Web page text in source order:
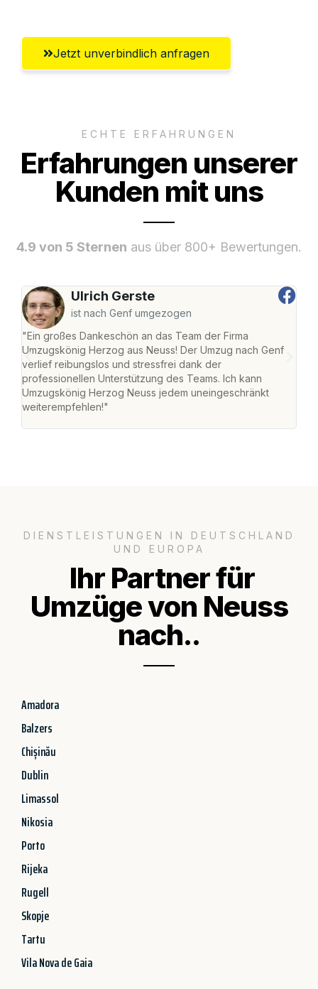
Jetzt unverbindlich anfragen
ECHTE ERFAHRUNGEN
Erfahrungen unserer
Kunden mit uns
4.9 von 5 Sternen aus über 800+ Bewertungen.
Ulrich Gerste
ist nach Genf umgezogen
"Ein großes Dankeschön an das Team der Firma
Umzugskönig Herzog aus Neuss! Der Umzug nach Genf
verlief reibungslos und stressfrei dank der
professionellen Unterstützung des Teams. Ich kann
Umzugskönig Herzog Neuss jedem uneingeschränkt
weiterempfehlen!"
DIENSTLEISTUNGEN IN DEUTSCHLAND
UND EUROPA
Ihr Partner für
Umzüge von Neuss
nach..
Amadora
Balzers
Chișinău
Dublin
Limassol
Nikosia
Porto
Rijeka
Rugell
Skopje
Tartu
Vila Nova de Gaia